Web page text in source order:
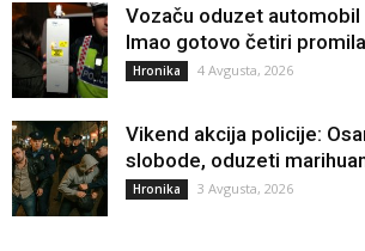
Vozaču oduzet automobil
Imao gotovo četiri
Hronika 4 Avgusta, 2026
Vikend akcija policije:
slobode, oduzeti
Hronika 3 Avgusta, 2026